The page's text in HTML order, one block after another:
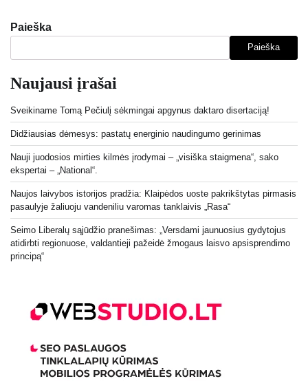
Paieška
Paieška
Naujausi įrašai
Sveikiname Tomą Pečiulį sėkmingai apgynus daktaro disertaciją!
Didžiausias dėmesys: pastatų energinio naudingumo gerinimas
Nauji juodosios mirties kilmės įrodymai – „visiška staigmena“, sako
ekspertai – „National“.
Naujos laivybos istorijos pradžia: Klaipėdos uoste pakrikštytas pirmasis
pasaulyje žaliuoju vandeniliu varomas tanklaivis „Rasa“
Seimo Liberalų sąjūdžio pranešimas: „Versdami jaunuosius gydytojus
atidirbti regionuose, valdantieji pažeidė žmogaus laisvo apsisprendimo
principą“